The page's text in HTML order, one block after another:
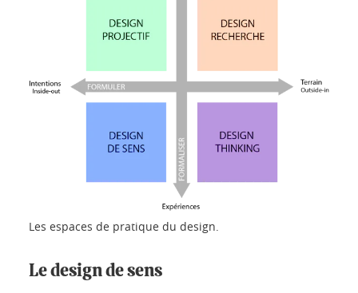
Les espaces de pratique du design.
Le design de sens